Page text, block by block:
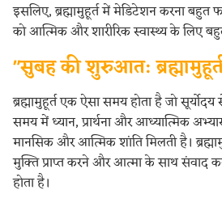
इसलिए, ब्रह्मामुहूर्त में मेडिटेशन करना बहुत
को आत्मिक और शारीरिक स्वास्थ्य के लिए
"सुबह की शुरुआत:
ब्रह्मामुहूर्त एक ऐसा समय होता है जो
समय में ध्यान, प्रार्थना और आध्यात्मिक
मानसिक और आत्मिक शांति मिलती है।
मुक्ति प्राप्त करने और आत्मा के साथ संवाद
होता है।